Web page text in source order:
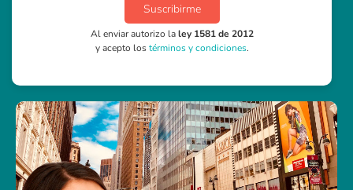
Suscribirme
Al enviar autorizo laley 1581 de 2012
y acepto lostérminos y condiciones.